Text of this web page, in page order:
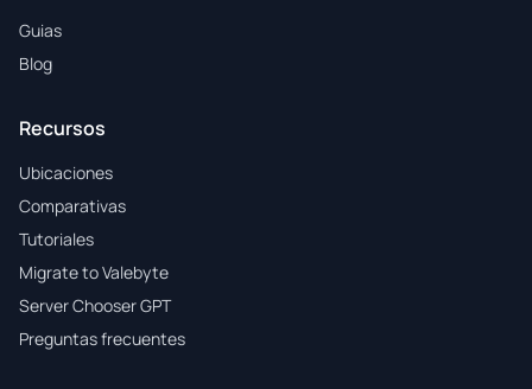
Guias
Blog
Recursos
Ubicaciones
Comparativas
Tutoriales
Migrate to Valebyte
Server Chooser GPT
Preguntas frecuentes